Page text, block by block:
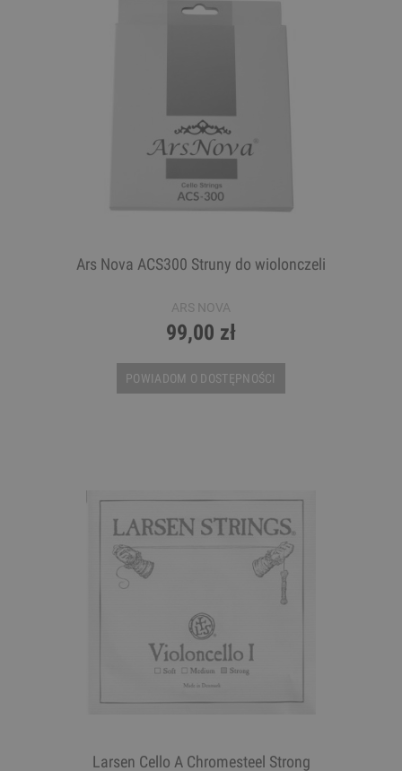
Ars Nova ACS300 Struny do wiolonczeli
ARS NOVA
99,00 zł
POWIADOM O DOSTĘPNOŚCI
Larsen Cello A Chromesteel Strong